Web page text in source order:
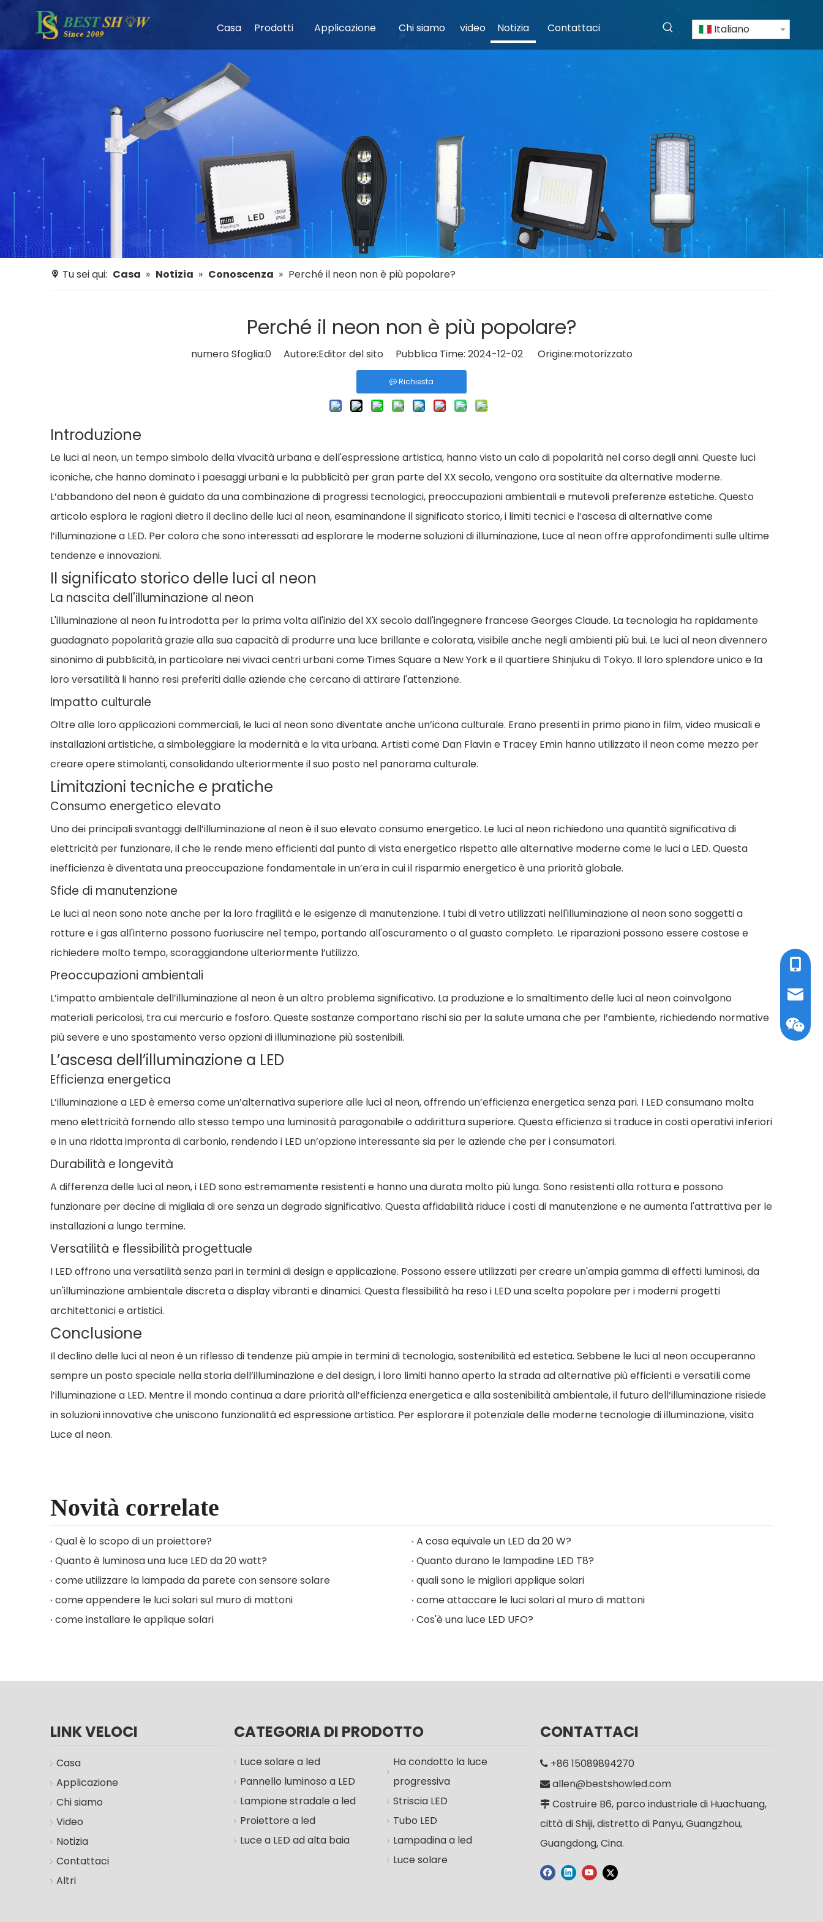
Casa Prodotti Applicazione Chi siamo video Notizia Contattaci Italiano
Tu sei qui: Casa » Notizia » Conoscenza » Perché il neon non è più popolare?
Perché il neon non è più popolare?
numero Sfoglia:0Autore:Editor del sito Pubblica Time: 2024-12-02 Origine:motorizzato
Richiesta
Introduzione
Le luci al neon, un tempo simbolo della vivacità urbana e dell'espressione artistica, hanno visto un calo di popolarità nel corso degli anni. Queste luci
iconiche, che hanno dominato i paesaggi urbani e la pubblicità per gran parte del XX secolo, vengono ora sostituite da alternative moderne.
L’abbandono del neon è guidato da una combinazione di progressi tecnologici, preoccupazioni ambientali e mutevoli preferenze estetiche. Questo
articolo esplora le ragioni dietro il declino delle luci al neon, esaminandone il significato storico, i limiti tecnici e l’ascesa di alternative come
l’illuminazione a LED. Per coloro che sono interessati ad esplorare le moderne soluzioni di illuminazione, Luce al neonoffre approfondimenti sulle ultime
tendenze e innovazioni.
Il significato storico delle luci al neon
La nascita dell'illuminazione al neon
L'illuminazione al neon fu introdotta per la prima volta all'inizio del XX secolo dall'ingegnere francese Georges Claude. La tecnologia ha rapidamente
guadagnato popolarità grazie alla sua capacità di produrre una luce brillante e colorata, visibile anche negli ambienti più bui. Le luci al neon divennero
sinonimo di pubblicità, in particolare nei vivaci centri urbani come Times Square a New York e il quartiere Shinjuku di Tokyo. Il loro splendore unico e la
loro versatilità li hanno resi preferiti dalle aziende che cercano di attirare l'attenzione.
Impatto culturale
Oltre alle loro applicazioni commerciali, le luci al neon sono diventate anche un’icona culturale. Erano presenti in primo piano in film, video musicali e
installazioni artistiche, a simboleggiare la modernità e la vita urbana. Artisti come Dan Flavin e Tracey Emin hanno utilizzato il neon come mezzo per
creare opere stimolanti, consolidando ulteriormente il suo posto nel panorama culturale.
Limitazioni tecniche e pratiche
Consumo energetico elevato
Uno dei principali svantaggi dell’illuminazione al neon è il suo elevato consumo energetico. Le luci al neon richiedono una quantità significativa di
elettricità per funzionare, il che le rende meno efficienti dal punto di vista energetico rispetto alle alternative moderne come le luci a LED. Questa
inefficienza è diventata una preoccupazione fondamentale in un’era in cui il risparmio energetico è una priorità globale.
Sfide di manutenzione
Le luci al neon sono note anche per la loro fragilità e le esigenze di manutenzione. I tubi di vetro utilizzati nell'illuminazione al neon sono soggetti a
rotture e i gas all'interno possono fuoriuscire nel tempo, portando all'oscuramento o al guasto completo. Le riparazioni possono essere costose e
richiedere molto tempo, scoraggiandone ulteriormente l’utilizzo.
Preoccupazioni ambientali
L’impatto ambientale dell’illuminazione al neon è un altro problema significativo. La produzione e lo smaltimento delle luci al neon coinvolgono
materiali pericolosi, tra cui mercurio e fosforo. Queste sostanze comportano rischi sia per la salute umana che per l’ambiente, richiedendo normative
più severe e uno spostamento verso opzioni di illuminazione più sostenibili.
L’ascesa dell’illuminazione a LED
Efficienza energetica
L’illuminazione a LED è emersa come un’alternativa superiore alle luci al neon, offrendo un’efficienza energetica senza pari. I LED consumano molta
meno elettricità fornendo allo stesso tempo una luminosità paragonabile o addirittura superiore. Questa efficienza si traduce in costi operativi inferiori
e in una ridotta impronta di carbonio, rendendo i LED un’opzione interessante sia per le aziende che per i consumatori.
Durabilità e longevità
A differenza delle luci al neon, i LED sono estremamente resistenti e hanno una durata molto più lunga. Sono resistenti alla rottura e possono
funzionare per decine di migliaia di ore senza un degrado significativo. Questa affidabilità riduce i costi di manutenzione e ne aumenta l'attrattiva per le
installazioni a lungo termine.
Versatilità e flessibilità progettuale
I LED offrono una versatilità senza pari in termini di design e applicazione. Possono essere utilizzati per creare un'ampia gamma di effetti luminosi, da
un'illuminazione ambientale discreta a display vibranti e dinamici. Questa flessibilità ha reso i LED una scelta popolare per i moderni progetti
architettonici e artistici.
Conclusione
Il declino delle luci al neon è un riflesso di tendenze più ampie in termini di tecnologia, sostenibilità ed estetica. Sebbene le luci al neon occuperanno
sempre un posto speciale nella storia dell’illuminazione e del design, i loro limiti hanno aperto la strada ad alternative più efficienti e versatili come
l’illuminazione a LED. Mentre il mondo continua a dare priorità all’efficienza energetica e alla sostenibilità ambientale, il futuro dell’illuminazione risiede
in soluzioni innovative che uniscono funzionalità ed espressione artistica. Per esplorare il potenziale delle moderne tecnologie di illuminazione, visita
Luce al neon.
Novità correlate
Qual è lo scopo di un proiettore?
A cosa equivale un LED da 20 W?
Quanto è luminosa una luce LED da 20 watt?
Quanto durano le lampadine LED T8?
come utilizzare la lampada da parete con sensore solare
quali sono le migliori applique solari
come appendere le luci solari sul muro di mattoni
come attaccare le luci solari al muro di mattoni
come installare le applique solari
Cos'è una luce LED UFO?
LINK VELOCI
Casa
Applicazione
Chi siamo
Video
Notizia
Contattaci
Altri
CATEGORIA DI PRODOTTO
Luce solare a led
Pannello luminoso a LED
Lampione stradale a led
Proiettore a led
Luce a LED ad alta baia
Ha condotto la luce
progressiva
Striscia LED
Tubo LED
Lampadina a led
Luce solare
Tel /
E-mail:
CONTATTACI
 +86 15089894270
 allen@bestshowled.com
 Costruire B6, parco industriale di Huachuang,
città di Shiji, distretto di Panyu, Guangzhou,
Guangdong, Cina.